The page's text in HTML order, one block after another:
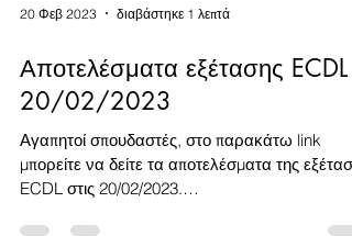
20 Φεβ 2023 διαβάστηκε 1 λεπτά
Αποτελέσματα εξέτασης ECDL
20/02/2023